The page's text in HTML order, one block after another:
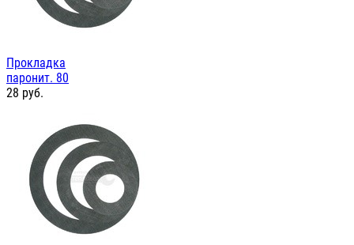
Прокладка
паронит. 80
28 руб.